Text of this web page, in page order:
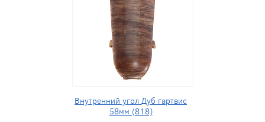
Внутренний угол Дуб гартвис
58мм (818)